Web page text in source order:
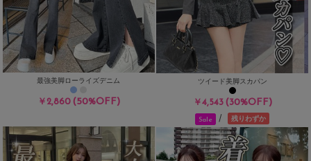
最強美脚ローライズデニム
￥2,860(50%OFF)
ツイード美脚スカパン
￥4,543(30%OFF)
Sale / 残りわずか